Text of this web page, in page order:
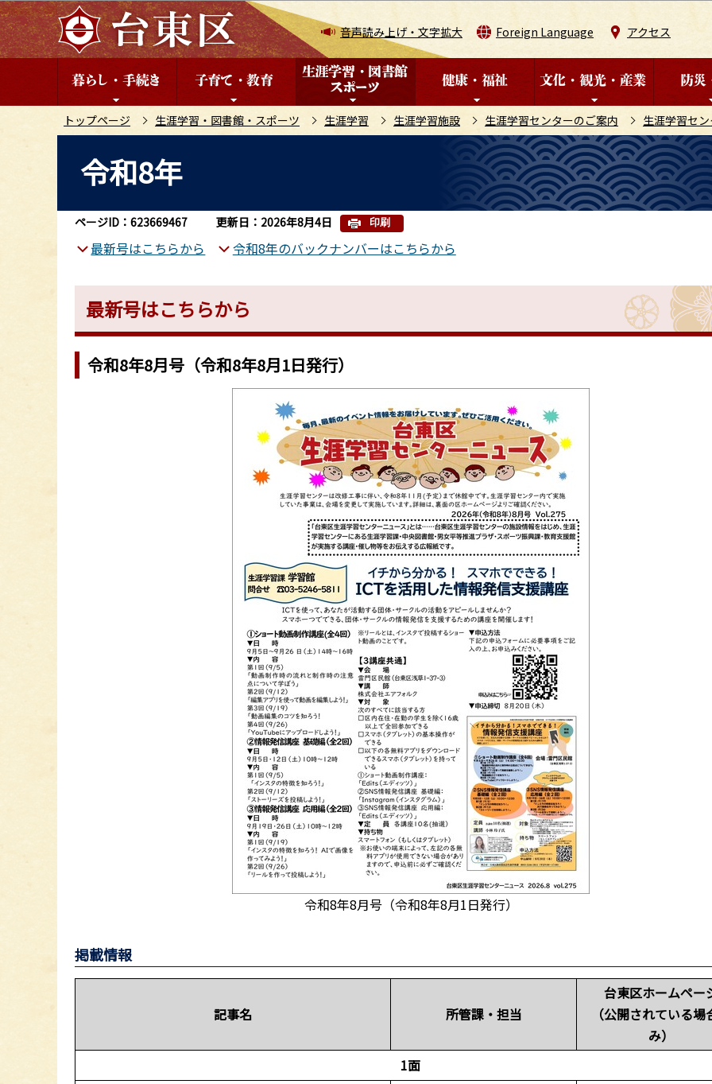
こ
の
ペ
音声読み上げ・文字拡大 Foreign Language アクセス
トップページ 生涯学習・図書館・スポーツ 生涯学習 生涯学習施設 生涯学習センターのご案内 生涯学習セ
こ
令和8年
ページID：623669467 更新日：2026年8月4日 印刷
最新号はこちらから 令和8年のバックナンバーはこちらから
最新号はこちらから
令和8年8月号（令和8年8月1日発行）
令和8年8月号（令和8年8月1日発行）
掲載情報
記事名 所管課・担当
台東区ホームペー
（公開されている場
み）
1面